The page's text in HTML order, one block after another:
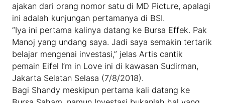
ajakan dari orang nomor satu di MD Picture, apalagi
ini adalah kunjungan pertamanya di BSI.
“Iya ini pertama kalinya datang ke Bursa Effek. Pak
Manoj yang undang saya. Jadi saya semakin tertarik
belajar mengenai investasi,” jelas Artis cantik
pemain Eifel I’m in Love ini di kawasan Sudirman,
Jakarta Selatan Selasa (7/8/2018).
Bagi Shandy meskipun pertama kali datang ke